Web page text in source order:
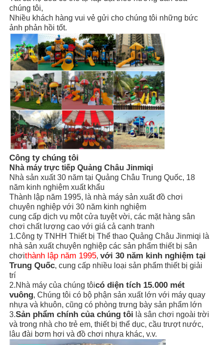
Vùng trượt nước lớn
Thiết bị công viên nước
Sân chơi leo dây thừng
Thiết bị sân chơi bằng gỗ
Lắp đặt
chúng tôi,
Nhiều khách hàng vui vẻ gửi cho chúng tôi những bức
ảnh phản hồi tốt.
Công ty chúng tôi
Nhà máy trực tiếp Quảng Châu Jinmiqi
Nhà sản xuất 30 năm tại Quảng Châu Trung Quốc, 18
năm kinh nghiệm xuất khẩu
Thành lập năm 1995, là nhà máy sản xuất đồ chơi
chuyên nghiệp với 30 năm kinh nghiệm
cung cấp dịch vụ một cửa tuyệt vời, các mặt hàng sân
chơi chất lượng cao với giá cả cạnh tranh
1.Công ty TNHH Thiết bị Thể thao Quảng Châu Jinmiqi là
nhà sản xuất chuyên nghiệp các sản phẩm thiết bị sân
chơithành lập năm 1995,với 30 năm kinh nghiệm tại
Trung Quốc, cung cấp nhiều loại sản phẩm thiết bị giải
trí
2.Nhà máy của chúng tôicó diện tích 15.000 mét
vuông, Chúng tôi có bộ phận sản xuất lớn với máy quay
nhựa và khuôn, cũng có phòng trưng bày sản phẩm lớn
3.Sản phẩm chính của chúng tôi là sân chơi ngoài trời
và trong nhà cho trẻ em, thiết bị thể dục, cầu trượt nước,
lâu đài bơm hơi và đồ chơi nhựa khác, v.v.